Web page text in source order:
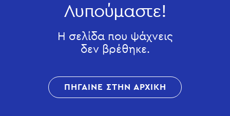
Λυπούμαστε!
Η σελίδα που ψάχνεις
δεν βρέθηκε.
ΠΗΓΑΙΝΕ ΣΤΗΝ ΑΡΧΙΚΗ